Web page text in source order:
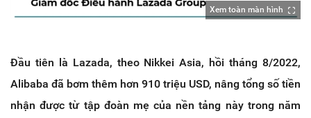
Xem toàn màn hình
Đầu tiên là Lazada, theo Nikkei Asia, hồi tháng 8/2022,
Alibaba đã bơm thêm hơn 910 triệu USD, nâng tổng số tiền
nhận được từ tập đoàn mẹ của nền tảng này trong năm